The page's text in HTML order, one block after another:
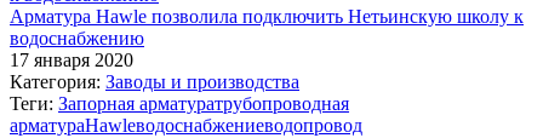
Арматура Hawle позволила подключить Нетьинскую школу к
водоснабжению
17 января 2020
Категория: Заводы и производства
Теги: Запорная арматуратрубопроводная
арматураHawleводоснабжениеводопровод